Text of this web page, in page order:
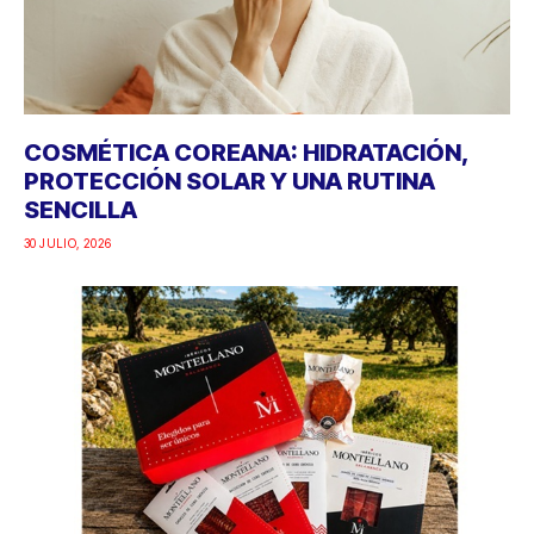
COSMÉTICA COREANA: HIDRATACIÓN,
PROTECCIÓN SOLAR Y UNA RUTINA
SENCILLA
30 JULIO, 2026